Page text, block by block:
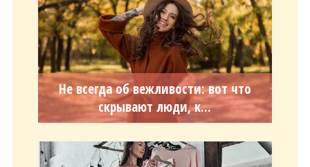
Не всегда об вежливости: вот что
скрывают люди, к...